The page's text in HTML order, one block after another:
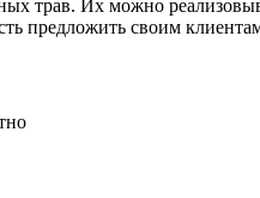
трав. Их можно
своим